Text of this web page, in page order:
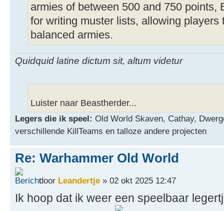
armies of between 500 and 750 points,
for writing muster lists, allowing players
balanced armies.
Quidquid latine dictum sit, altum videtur
Luister naar Beastherder...
Legers die ik speel: Old World Skaven, Cathay,
verschillende KillTeams en talloze andere projecten
Re: Warhammer Old World
door Leandertje » 02 okt 2025 12:47
Ik hoop dat ik weer een speelbaar